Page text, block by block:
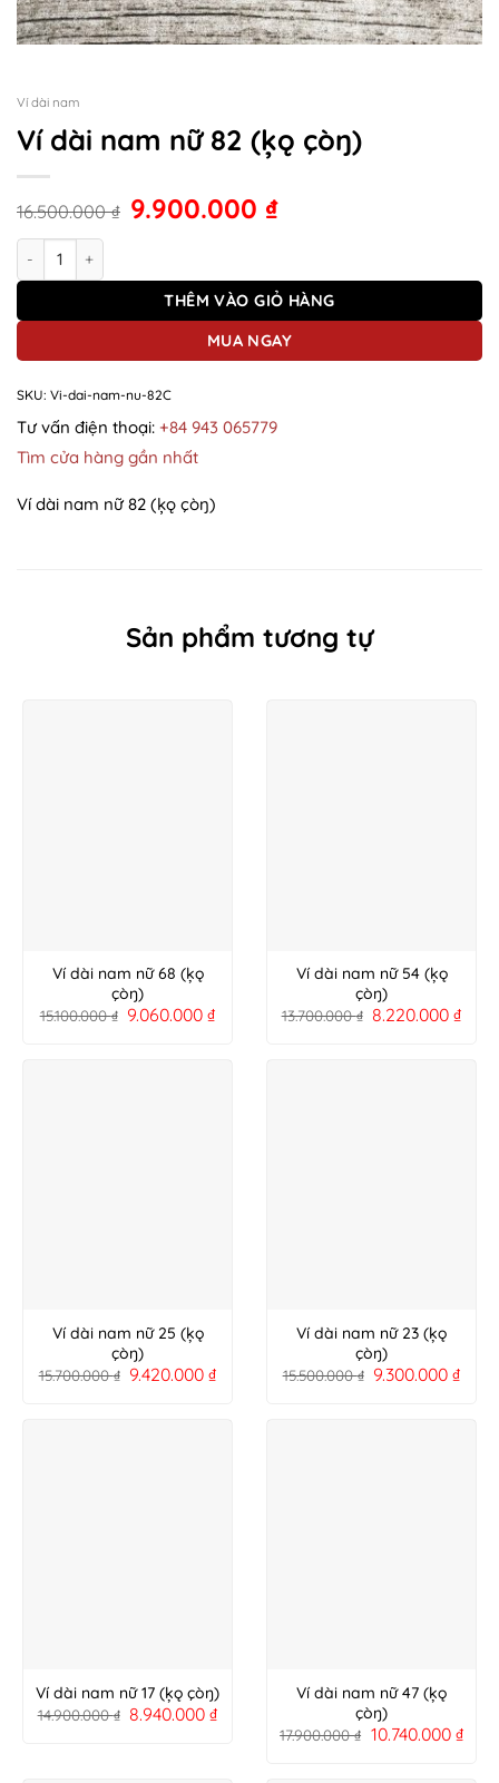
Ví dài nam
Ví dài nam nữ 82 (ķǫ çòŋ)
16.500.000₫ 9.900.000 ₫
Ví dài nam nữ 82 (ķǫ çòŋ) số lượng
THÊM VÀO GIỎ HÀNG
MUA NGAY
SKU: Vi-dai-nam-nu-82C
Tư vấn điện thoại: +84 943 065779
Tìm cửa hàng gần nhất
Ví dài nam nữ 82 (ķǫ çòŋ)
Sản phẩm tương tự
Ví dài nam nữ 68 (ķǫ
çòŋ)
15.100.000₫ 9.060.000₫
Ví dài nam nữ 54 (ķǫ
çòŋ)
13.700.000₫ 8.220.000₫
Ví dài nam nữ 25 (ķǫ
çòŋ)
15.700.000₫ 9.420.000₫
Ví dài nam nữ 23 (ķǫ
çòŋ)
15.500.000₫ 9.300.000₫
Ví dài nam nữ 17 (ķǫ çòŋ)
14.900.000₫ 8.940.000₫
Ví dài nam nữ 47 (ķǫ
çòŋ)
17.900.000₫ 10.740.000 ₫